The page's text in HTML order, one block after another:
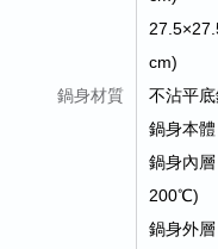
cm)
鍋身材質
不沾平
鍋身本
鍋身內
200℃)
鍋身外